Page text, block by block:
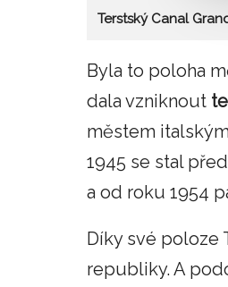
Terstský Canal
Byla to poloha
dala vzniknout
městem
1945 se stal
a od roku 1954
Díky své poloze
republiky. A